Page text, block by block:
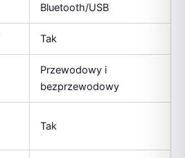
Bluetooth/USB
Tak
Przewodowy i
bezprzewodowy
Tak